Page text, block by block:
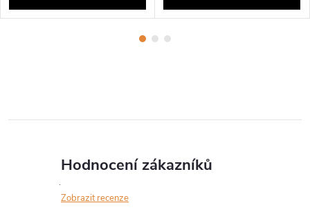
Hodnocení zákazníků
Zobrazit recenze